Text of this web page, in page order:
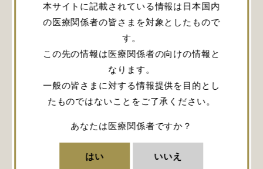
本サイトに記載されている情報は日本国内
の医療関係者の皆さまを対象としたもので
す。
この先の情報は医療関係者の向けの情報と
なります。
一般の皆さまに対する情報提供を目的とし
たものではないことをご了承ください。
あなたは医療関係者ですか？
はい いいえ
【ウェビナーオン
DuraGenの使用法
【ウェビナーオン
デマンド】
DuraGen®による
生過程の所見と、
詳しく見る